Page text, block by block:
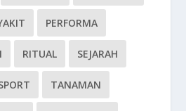
PERFORMA
RITUAL SEJARAH
TANAMAN